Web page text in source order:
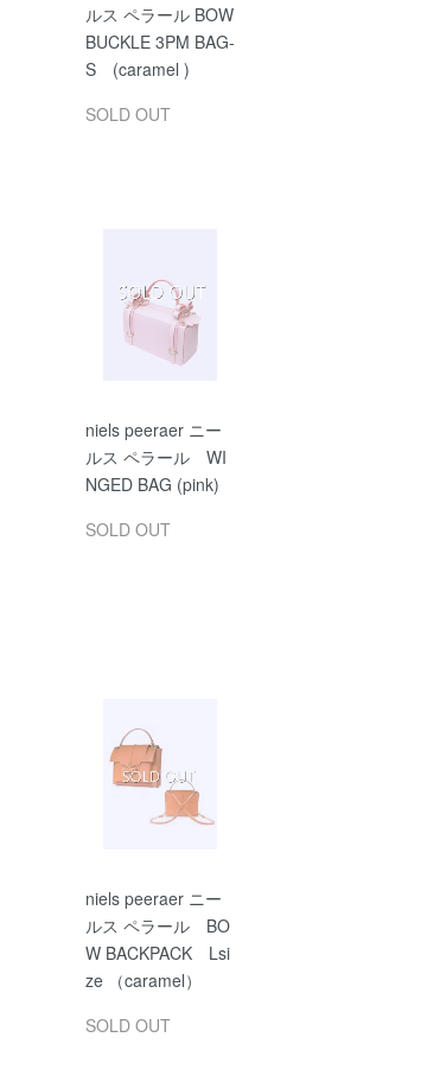
ルス ペラール BOW
BUCKLE 3PM BAG-
S (caramel )
SOLD OUT
niels peeraer ニー
ルス ペラール WI
NGED BAG (pink)
SOLD OUT
niels peeraer ニー
ルス ペラール BO
W BACKPACK Lsi
ze （caramel）
SOLD OUT